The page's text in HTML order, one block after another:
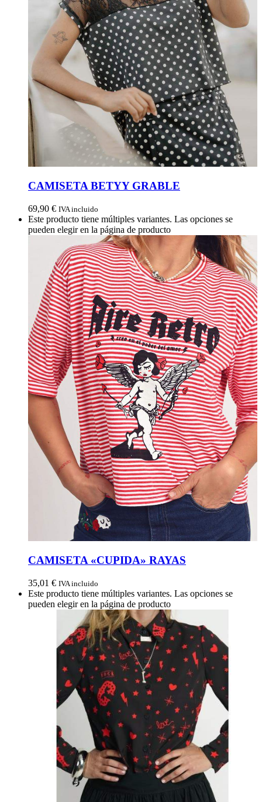
CAMISETA BETYY GRABLE
69,90 € IVA incluido
Este producto tiene múltiples variantes. Las opciones se
pueden elegir en la página de producto
CAMISETA «CUPIDA» RAYAS
35,01 € IVA incluido
Este producto tiene múltiples variantes. Las opciones se
pueden elegir en la página de producto